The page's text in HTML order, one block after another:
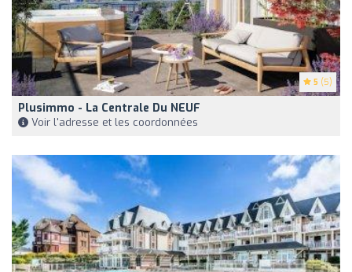
5 (5)
Plusimmo - La Centrale Du NEUF
Voir l'adresse et les coordonnées